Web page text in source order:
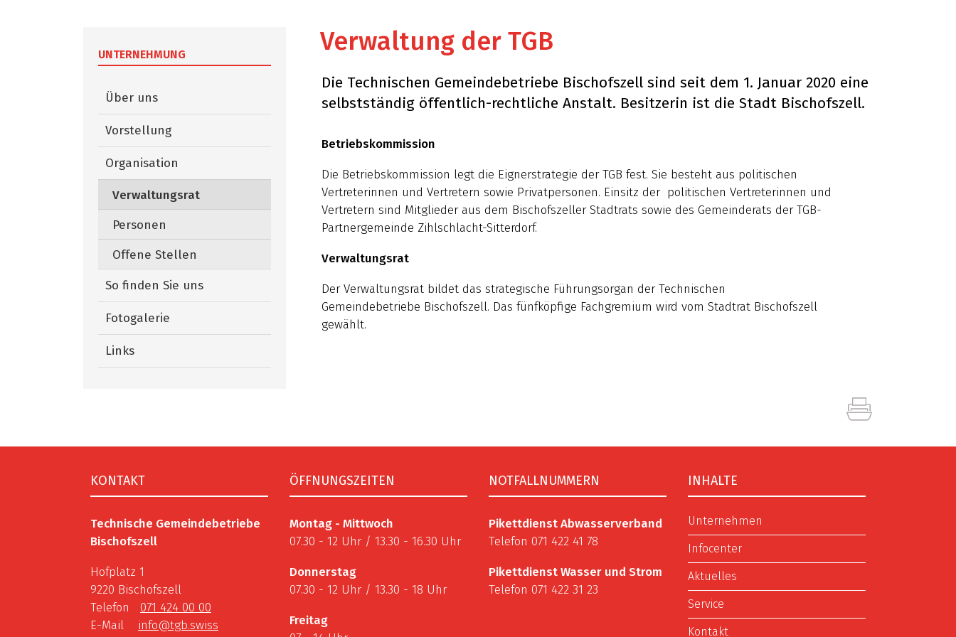
UNTERNEHMUNG
Über uns
Vorstellung
Organisation
Verwaltungsrat
Personen
Offene Stellen
So finden Sie uns
Fotogalerie
Links
Verwaltung der TGB
Die Technischen Gemeindebetriebe Bischofszell sind seit dem 1. Januar 2020 eine
selbstständig öffentlich-rechtliche Anstalt. Besitzerin ist die Stadt Bischofszell.
Betriebskommission
Die Betriebskommission legt die Eignerstrategie der TGB fest. Sie besteht aus politischen
Vertreterinnen und Vertretern sowie Privatpersonen. Einsitz der politischen Vertreterinnen und
Vertretern sind Mitglieder aus dem Bischofszeller Stadtrats sowie des Gemeinderats der TGB-
Partnergemeinde Zihlschlacht-Sitterdorf.
Verwaltungsrat
Der Verwaltungsrat bildet das strategische Führungsorgan der Technischen
Gemeindebetriebe Bischofszell. Das fünfköpfige Fachgremium wird vom Stadtrat Bischofszell
gewählt.
Fusszeile
KONTAKT
Technische Gemeindebetriebe
Bischofszell
Hofplatz 1
9220 Bischofszell
Telefon
071 424 00 00
E-Mail
info@tgb.swiss
ÖFFNUNGSZEITEN
Montag - Mittwoch
07.30 - 12 Uhr / 13.30 - 16.30 Uhr
Donnerstag
07.30 - 12 Uhr / 13.30 - 18 Uhr
Freitag
NOTFALLNUMMERN
Pikettdienst Abwasserverband
Telefon 071 422 41 78
Pikettdienst Wasser und Strom
Telefon 071 422 31 23
INHALTE
Unternehmen
Infocenter
Aktuelles
Service
Kontakt